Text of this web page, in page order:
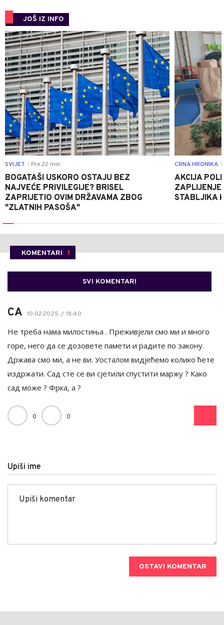
JOŠ IZ INFO
0
SVIJET Pre 22 min
BOGATAŠI USKORO OSTAJU BEZ
NAJVEĆE PRIVILEGIJE? BRISEL
ZAPRIJETIO OVIM DRŽAVAMA ZBOG
"ZLATNIH PASOŠA"
CRNA HRONIKA
AKCIJA
STABLJIKA
KOMENTARI 1
SVI KOMENTARI
СА 10.02.2025. / 18:40
Не треба нама милостиња . Преживјели смо ми и много
горе, него да се дозовете памети и радите по закону.
Држава смо ми, а не ви. Уосталом видјећемо колико ћете
издржати. Сад сте се ви сјетили спустити маржу ? Како
сад може ? Фрка, а ?
0 0
Upiši ime
OSTAVI KOMENTAR